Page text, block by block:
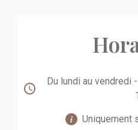
Du lundi au vendredi
Uniquement